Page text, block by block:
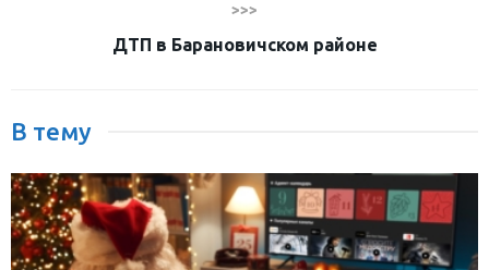
>>>
ДТП в Барановичском районе
В тему